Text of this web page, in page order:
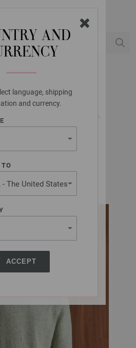
AND
language, shipping
and currency.
- The United States
ACCEPT
GROSSA
ALTA MODA
No. 29 | Modell 50